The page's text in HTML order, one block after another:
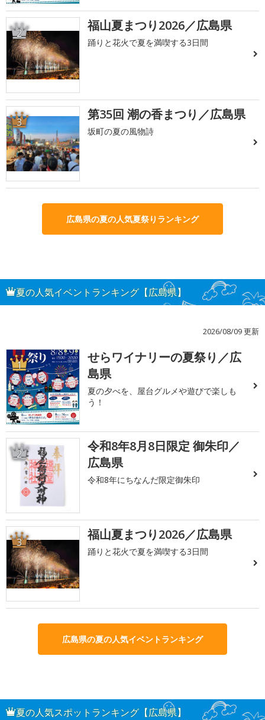
2 福山夏まつり2026／広島県
踊りと花火で夏を満喫する3日間
3 第35回 潮の香まつり／広島県
坂町の夏の風物詩
広島県の夏の人気夏祭りランキング
夏の人気イベントランキング【広島県】
2026/08/09 更新
1
せらワイナリーの夏祭り／広
島県
夏の夕べを、屋台グルメや遊びで楽しも
う！
2
令和8年8月8日限定 御朱印／
広島県
令和8年にちなんだ限定御朱印
3 福山夏まつり2026／広島県
踊りと花火で夏を満喫する3日間
広島県の夏の人気イベントランキング
夏の人気スポットランキング【広島県】